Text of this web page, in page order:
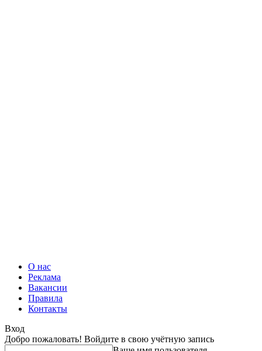
О нас
Реклама
Вакансии
Правила
Контакты
Вход
Добро пожаловать! Войдите в свою учётную запись